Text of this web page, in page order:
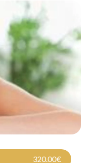
320.00€